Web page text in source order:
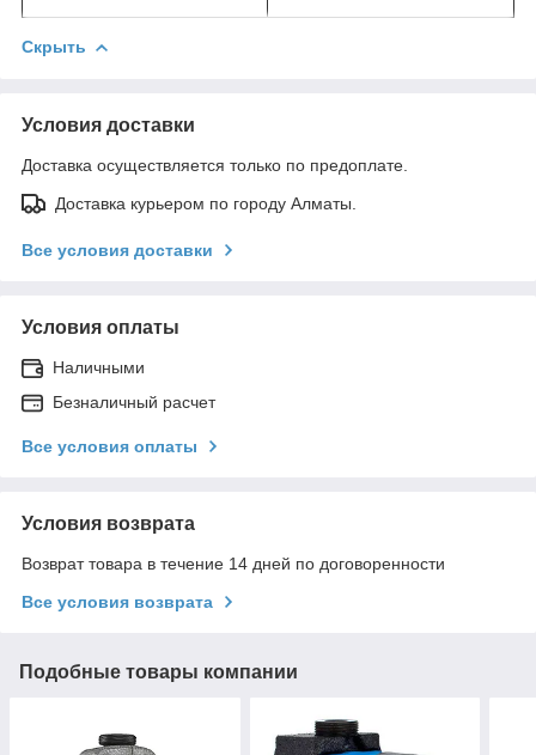
Скрыть
Условия доставки
Доставка осуществляется только по предоплате.
Доставка курьером по городу Алматы.
Все условия доставки
Условия оплаты
Наличными
Безналичный расчет
Все условия оплаты
Условия возврата
Возврат товара в течение 14 дней по договоренности
Все условия возврата
Подобные товары компании